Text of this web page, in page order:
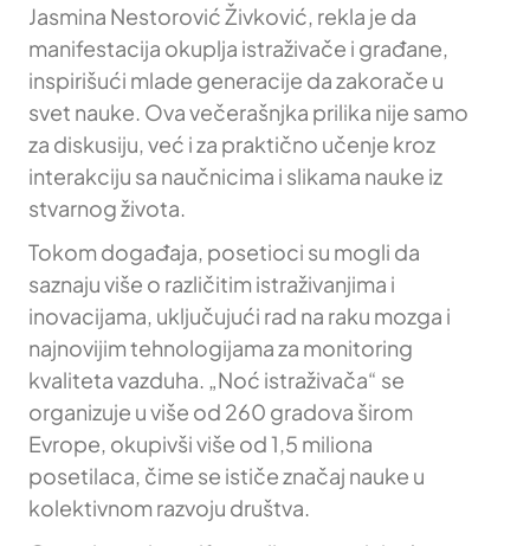
Jasmina Nestorović Živković, rekla je da
manifestacija okuplja istraživače i građane,
inspirišući mlade generacije da zakorače u
svet nauke. Ova večerašnjka prilika nije samo
za diskusiju, već i za praktično učenje kroz
interakciju sa naučnicima i slikama nauke iz
stvarnog života.
Tokom događaja, posetioci su mogli da
saznaju više o različitim istraživanjima i
inovacijama, uključujući rad na raku mozga i
najnovijim tehnologijama za monitoring
kvaliteta vazduha. „Noć istraživača“ se
organizuje u više od 260 gradova širom
Evrope, okupivši više od 1,5 miliona
posetilaca, čime se ističe značaj nauke u
kolektivnom razvoju društva.